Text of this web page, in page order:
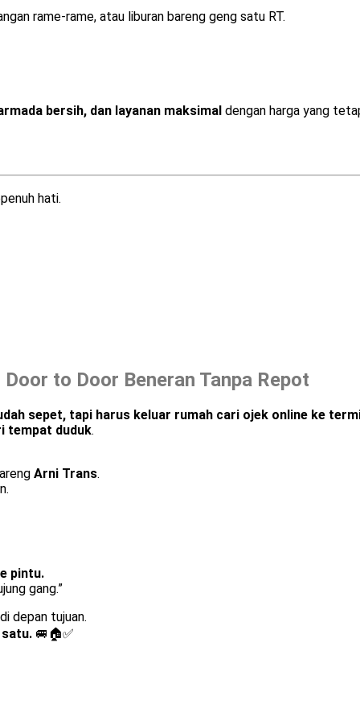
rame-rame, atau liburan bareng geng satu RT.
bersih, dan layanan maksimal dengan harga yang
hati.
to Door Beneran Tanpa Repot
sepet, tapi harus keluar rumah cari ojek online ke
tempat duduk.
Arni Trans.
pintu.
gang.”
depan tujuan.
🚐🏠✅